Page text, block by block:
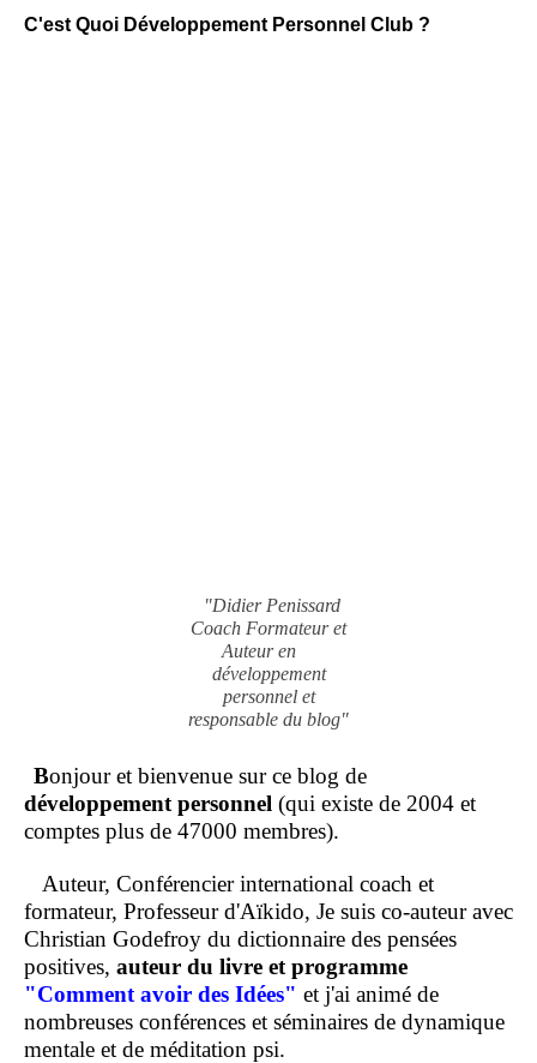
C'est Quoi Développement Personnel Club ?
"Didier Penissard
Coach Formateur et
Auteur en
développement
personnel et
responsable du blog"
Bonjour et bienvenue sur ce blog de
développement personnel (qui existe de 2004 et
comptes plus de 47000 membres).
Auteur, Conférencier international coach et
formateur, Professeur d'Aïkido, Je suis co-auteur avec
Christian Godefroy du dictionnaire des pensées
positives, auteur du livre et programme
"Comment avoir des Idées" et j'ai animé de
nombreuses conférences et séminaires de dynamique
mentale et de méditation psi.